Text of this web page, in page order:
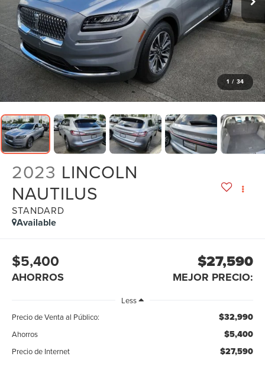
1 / 34
2023 LINCOLN
NAUTILUS
STANDARD
Available
$5,400
AHORROS
$27,590
MEJOR PRECIO:
Less
Precio de Venta al Público:
$32,990
Ahorros $5,400
Precio de Internet $27,590